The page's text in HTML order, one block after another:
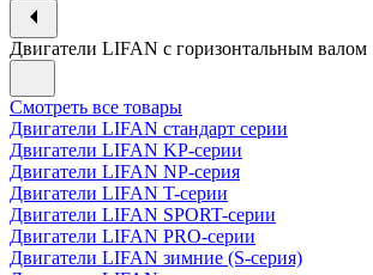
Двигатели LIFAN с горизонтальным валом
Смотреть все товары
Двигатели LIFAN стандарт серии
Двигатели LIFAN KP-серии
Двигатели LIFAN NP-серия
Двигатели LIFAN T-серии
Двигатели LIFAN SPORT-серии
Двигатели LIFAN PRO-серии
Двигатели LIFAN зимние (S-серия)